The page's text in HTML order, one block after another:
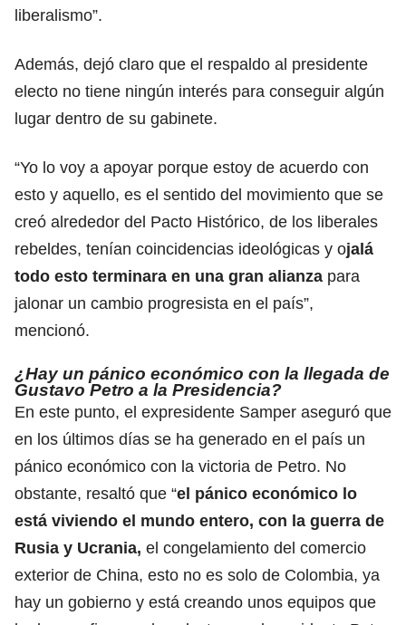
liberalismo”.
Además, dejó claro que el respaldo al presidente
electo no tiene ningún interés para conseguir algún
lugar dentro de su gabinete.
“Yo lo voy a apoyar porque estoy de acuerdo con
esto y aquello, es el sentido del movimiento que se
creó alrededor del Pacto Histórico, de los liberales
rebeldes, tenían coincidencias ideológicas y ojalá
todo esto terminara en una gran alianza para
jalonar un cambio progresista en el país”,
mencionó.
¿Hay un pánico económico con la llegada de
Gustavo Petro a la Presidencia?
En este punto, el expresidente Samper aseguró que
en los últimos días se ha generado en el país un
pánico económico con la victoria de Petro. No
obstante, resaltó que “el pánico económico lo
está viviendo el mundo entero, con la guerra de
Rusia y Ucrania, el congelamiento del comercio
exterior de China, esto no es solo de Colombia, ya
hay un gobierno y está creando unos equipos que